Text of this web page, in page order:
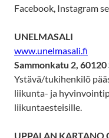
Facebook, Instagram
UNELMASALI
www.unelmasali.fi
Sammonkatu 2,
Ystävä/tukihenkilö
liikunta- ja
liikuntaesteisille.
UPPALAN KARTANO